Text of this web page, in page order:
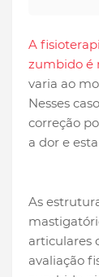
A
zumbido é
varia ao
Nesses
correção
a dor e
As
articulares
avaliação